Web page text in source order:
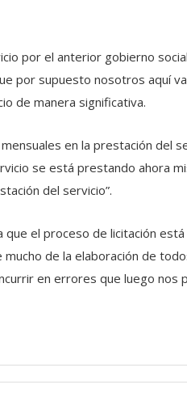
por el anterior gobierno
por supuesto nosotros aquí
de manera significativa.
en la prestación del
se está prestando ahora
del servicio”.
el proceso de licitación
de la elaboración de
en errores que luego nos